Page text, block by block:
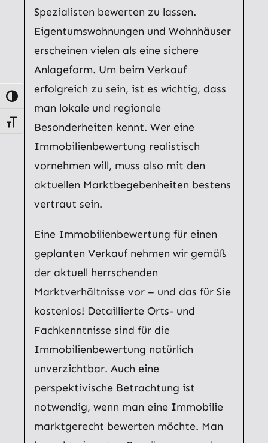
Umschalten auf hohe Kontraste
Schrift vergrößern
Spezialisten bewerten zu lassen.
Eigentumswohnungen und Wohnhäuser
erscheinen vielen als eine sichere
Anlageform. Um beim Verkauf
erfolgreich zu sein, ist es wichtig, dass
man lokale und regionale
Besonderheiten kennt. Wer eine
Immobilienbewertung realistisch
vornehmen will, muss also mit den
aktuellen Marktbegebenheiten bestens
vertraut sein.
Eine Immobilienbewertung für einen
geplanten Verkauf nehmen wir gemäß
der aktuell herrschenden
Marktverhältnisse vor – und das für Sie
kostenlos! Detaillierte Orts- und
Fachkenntnisse sind für die
Immobilienbewertung natürlich
unverzichtbar. Auch eine
perspektivische Betrachtung ist
notwendig, wenn man eine Immobilie
marktgerecht bewerten möchte. Man